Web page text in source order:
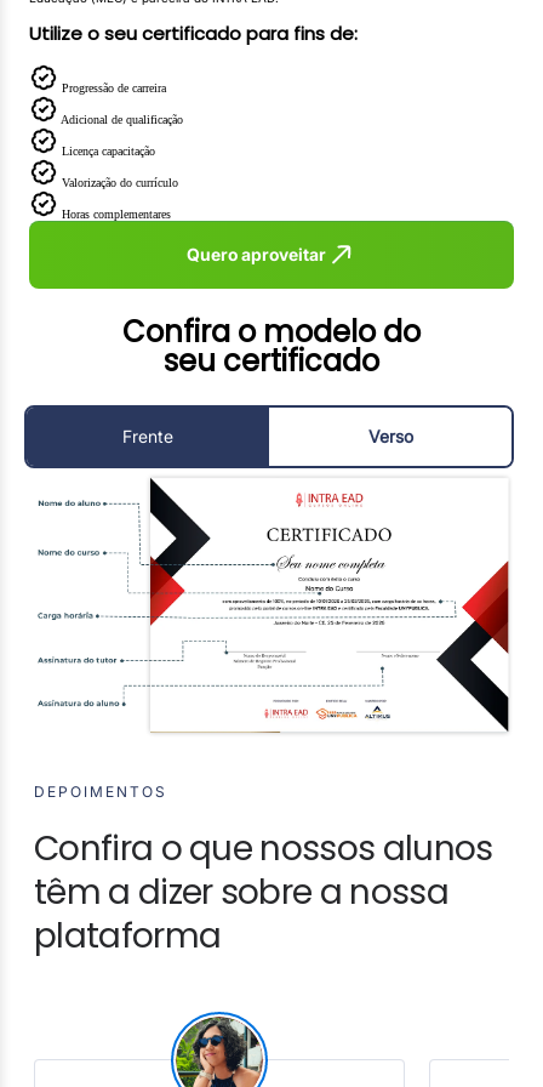
Frente Verso
Confira o modelo do
seu certificado
Utilize o seu certificado para fins de:
Progressão de carreira
Adicional de qualificação
Licença capacitação
Valorização do currículo
Horas complementares
Quero aproveitar
DEPOIMENTOS
Confira o que nossos alunos
têm a dizer sobre a nossa
plataforma